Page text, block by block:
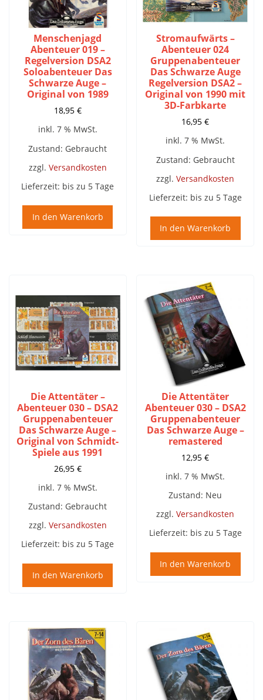
Menschenjagd
Abenteuer 019 –
Regelversion DSA2
Soloabenteuer Das
Schwarze Auge –
Original von 1989
18,95 €
inkl. 7 % MwSt.
Zustand: Gebraucht
zzgl. Versandkosten
Lieferzeit: bis zu 5 Tage
In den Warenkorb
Stromaufwärts –
Abenteuer 024
Gruppenabenteuer
Das Schwarze Auge
Regelversion DSA2 –
Original von 1990 mit
3D-Farbkarte
16,95€
inkl. 7 % MwSt.
Zustand: Gebraucht
zzgl.Versandkosten
Lieferzeit: bis zu 5 Tage
In den Warenkorb
Die Attentäter –
Abenteuer 030 – DSA2
Gruppenabenteuer
Das Schwarze Auge –
Original von Schmidt-
Spiele aus 1991
26,95 €
inkl. 7 % MwSt.
Zustand: Gebraucht
zzgl. Versandkosten
Lieferzeit: bis zu 5 Tage
In den Warenkorb
Die Attentäter
Abenteuer 030 – DSA2
Gruppenabenteuer
Das Schwarze Auge –
remastered
12,95€
inkl. 7 % MwSt.
Zustand: Neu
zzgl.Versandkosten
Lieferzeit: bis zu 5 Tage
In den Warenkorb